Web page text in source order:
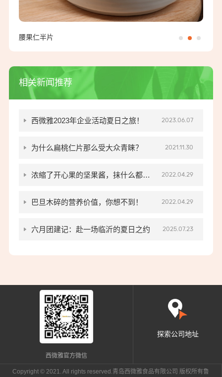
腰果仁半片
相关新闻推荐
西微雅2023年企业活动夏日之旅！ 2023.06.07
为什么扁桃仁片那么受大众青睐？ 2021.11.30
浓缩了开心果的坚果酱，抹什么都好
吃
2022.04.29
巴旦木碎的营养价值，你想不到！ 2022.04.29
六月团建记：赴一场临沂的夏日之约 2025.07.23
西微雅官方微信
探索公司地址
Copyright © 2021. All rights reserved.青岛西微雅食品有限公司 版权所有鲁